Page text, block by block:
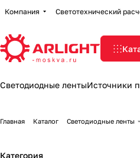
Компания Светотехнический
Светодиодные лентыИсточники
Главная Каталог Светодиодные ленты
Категория